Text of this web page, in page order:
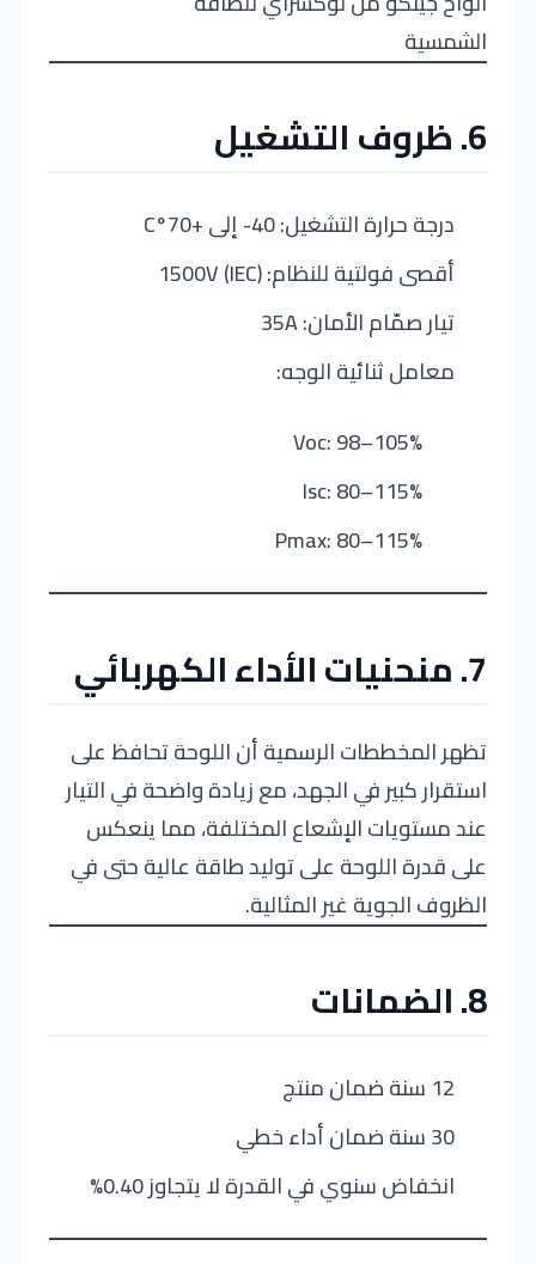
الشمسية
6. ظروف التشغيل
درجة حرارة التشغيل: 40- إلى +70°C
أقصى فولتية للنظام: 1500V (IEC)
تيار صمّام الأمان: 35A
معامل ثنائية الوجه:
Voc: 98–105%
Isc: 80–115%
Pmax: 80–115%
7. منحنيات الأداء الكهربائي
تظهر المخططات الرسمية أن اللوحة تحافظ على
استقرار كبير في الجهد، مع زيادة واضحة في التيار
عند مستويات الإشعاع المختلفة، مما ينعكس
على قدرة اللوحة على توليد طاقة عالية حتى في
الظروف الجوية غير المثالية.
8. الضمانات
12 سنة ضمان منتج
30 سنة ضمان أداء خطي
انخفاض سنوي في القدرة لا يتجاوز 0.40%